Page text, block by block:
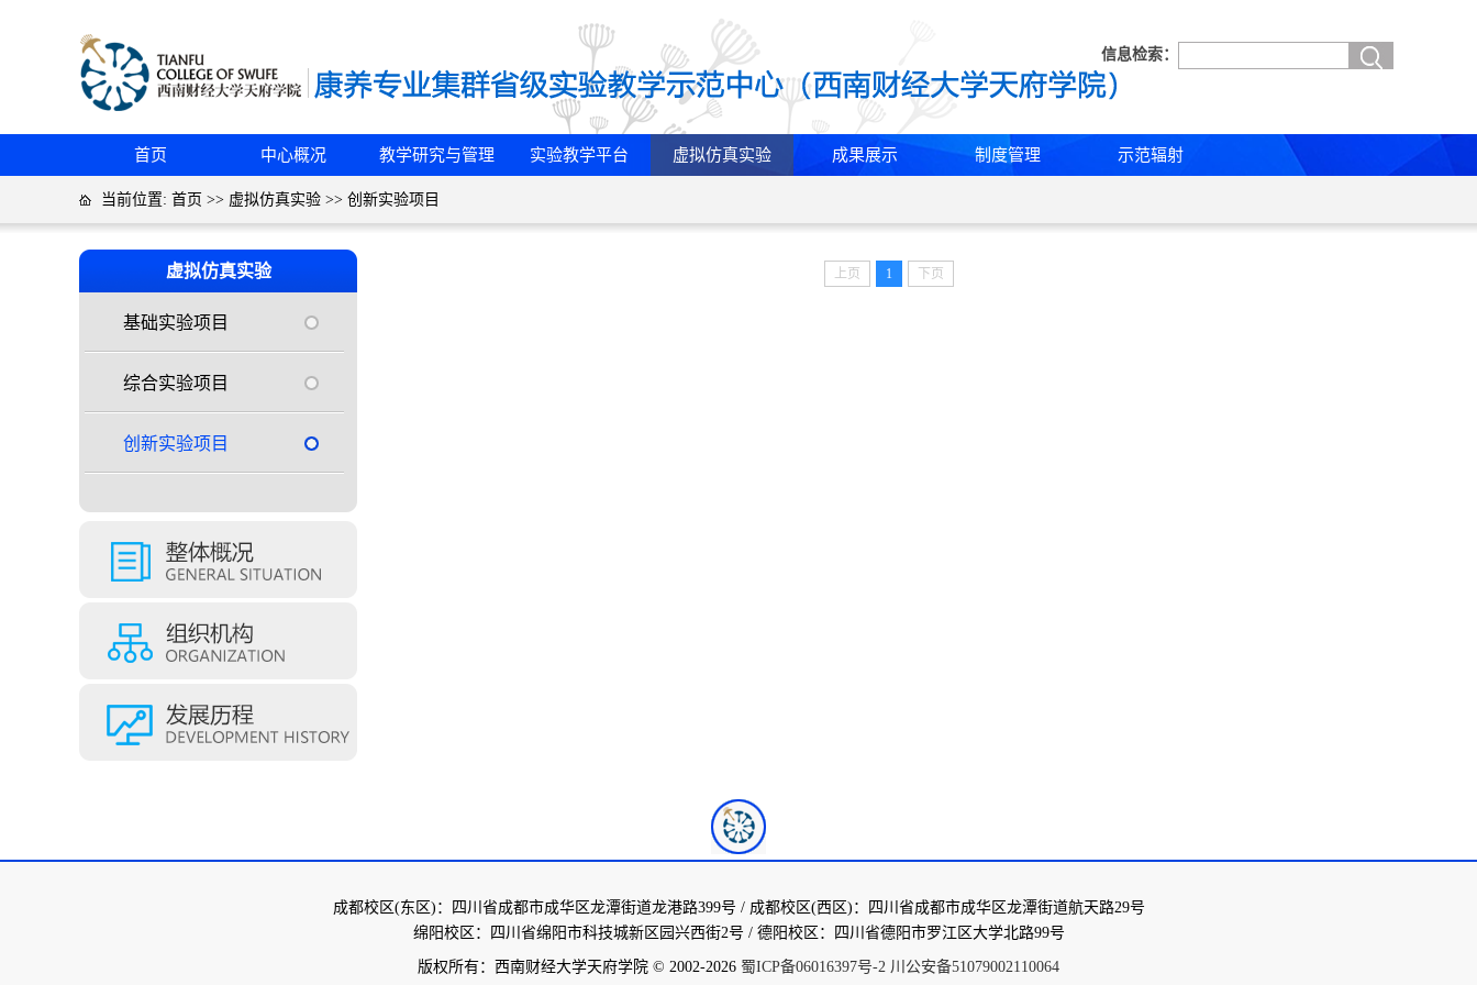
信息检索：
首页 中心概况 教学研究与管理 实验教学平台 虚拟仿真实验 成果展示 制度管理 示范辐射
当前位置: 首页 >> 虚拟仿真实验 >> 创新实验项目
虚拟仿真实验
基础实验项目
综合实验项目
创新实验项目
上页 1 下页
成都校区(东区)：四川省成都市成华区龙潭街道龙港路399号 / 成都校区(西区)：四川省成都市成华区龙潭街道航天路29号
绵阳校区：四川省绵阳市科技城新区园兴西街2号 / 德阳校区：四川省德阳市罗江区大学北路99号
版权所有：西南财经大学天府学院 © 2002-2026 蜀ICP备06016397号-2 川公安备51079002110064